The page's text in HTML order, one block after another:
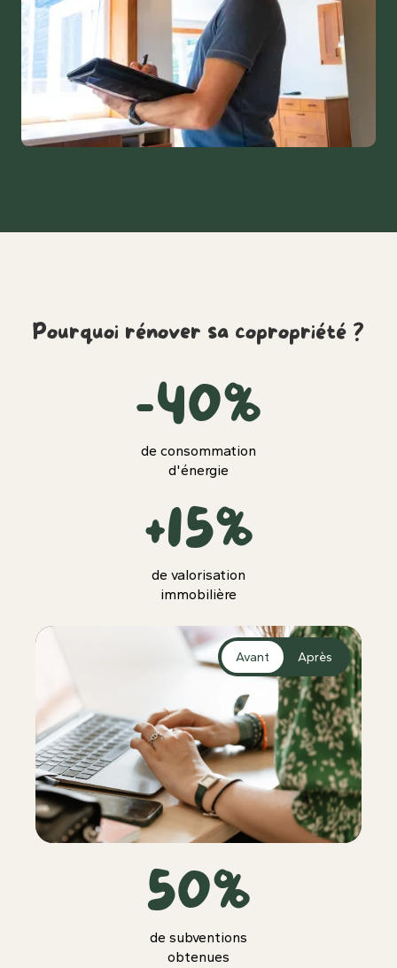
Pourquoi rénover sa copropriété ?
-40%
de consommation
d'énergie
+15%
de valorisation
immobilière
Avant Après
50%
de subventions
obtenues